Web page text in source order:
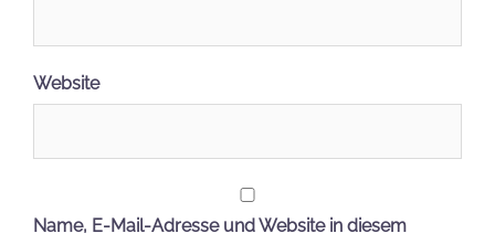
Website
Name, E-Mail-Adresse und Website in diesem